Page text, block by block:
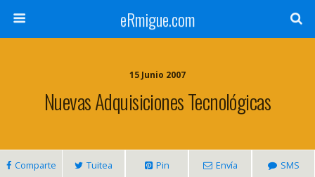
eRmigue.com
15 Junio 2007
Nuevas Adquisiciones Tecnológicas
Comparte Tuitea Pin Envía SMS